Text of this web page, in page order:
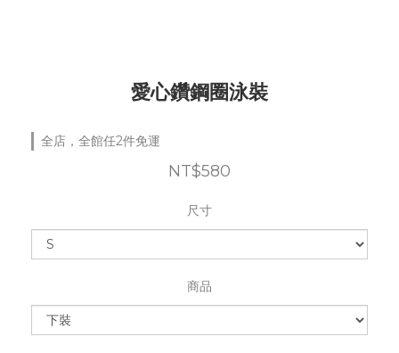
愛心鑽鋼圈泳裝
全店，全館任2件免運
NT$580
尺寸
商品